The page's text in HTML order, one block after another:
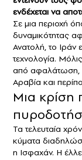
ενδέχεται να
Σε μια περιοχή
δυναμικότητας
Ανατολή, το Ιράν
τεχνολογία.
από αφαλάτωση,
Αραβία και
Μια κρίση
Τα τελευταία
κύματα
η Ισφαχάν. Η